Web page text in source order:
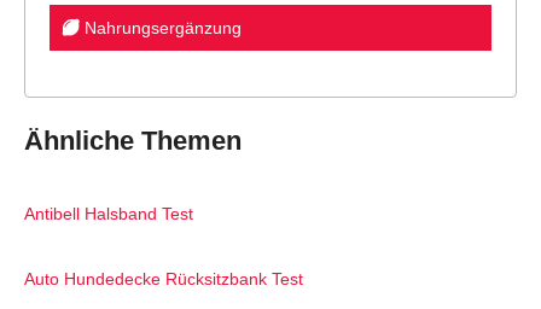
Nahrungsergänzung
Ähnliche Themen
Antibell Halsband Test
Auto Hundedecke Rücksitzbank Test